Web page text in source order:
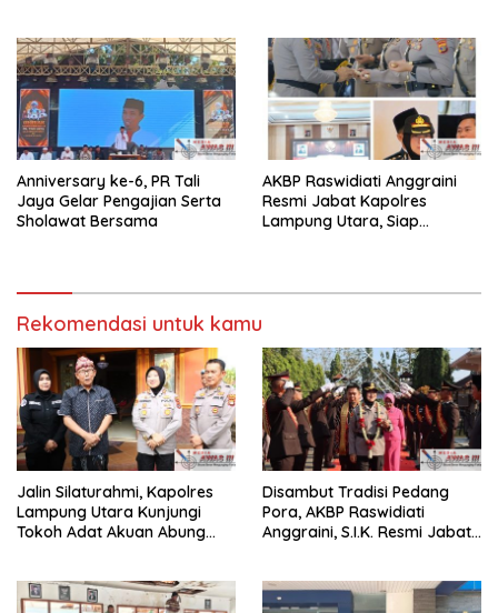
Anniversary ke-6, PR Tali
Jaya Gelar Pengajian Serta
Sholawat Bersama
AKBP Raswidiati Anggraini
Resmi Jabat Kapolres
Lampung Utara, Siap
Rekomendasi untuk kamu
Jalin Silaturahmi, Kapolres
Lampung Utara Kunjungi
Tokoh Adat Akuan Abung
Disambut Tradisi Pedang
Pora, AKBP Raswidiati
Anggraini, S.I.K. Resmi Jabat